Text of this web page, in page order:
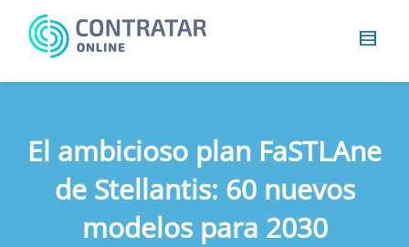
Busca
El ambicioso plan FaSTLAne
de Stellantis: 60 nuevos
modelos para 2030